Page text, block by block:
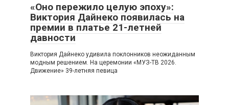
«Оно пережило целую эпоху»:
Виктория Дайнеко появилась на
премии в платье 21-летней
давности
Виктория Дайнеко удивила поклонников неожиданным
модным решением. На церемонии «МУЗ-ТВ 2026.
Движение» 39-летняя певица